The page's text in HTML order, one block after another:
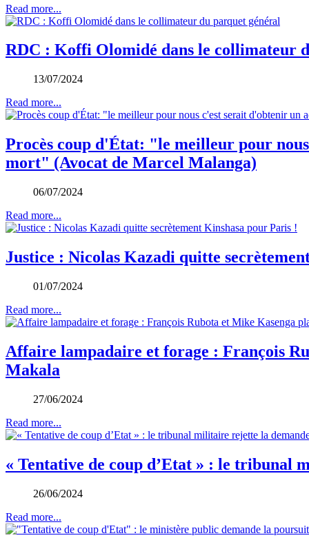
Read more...
RDC : Koffi Olomidé dans le collimateur
13/07/2024
Read more...
Procès coup d'État: "le meilleur pour
mort" (Avocat de Marcel Malanga)
06/07/2024
Read more...
Justice : Nicolas Kazadi quitte
01/07/2024
Read more...
Affaire lampadaire et forage : François
Makala
27/06/2024
Read more...
« Tentative de coup d’Etat » : le tribunal
26/06/2024
Read more...